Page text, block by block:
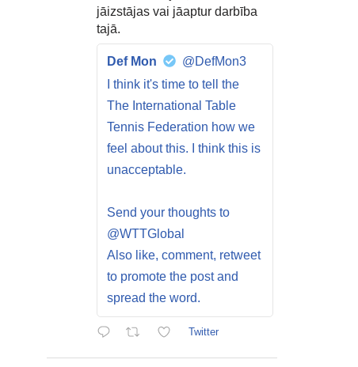
jāizstājas vai jāaptur darbība
tajā.
Def Mon
@DefMon3
I think it's time to tell the
The International Table
Tennis Federation how we
feel about this. I think this is
unacceptable.
Send your thoughts to
@WTTGlobal
Also like, comment, retweet
to promote the post and
spread the word.
Twitter